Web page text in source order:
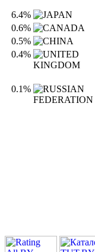
6.4%
0.6%
0.5%
0.4%
0.1%